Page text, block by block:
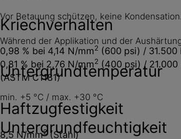
Kriechverhalten
0,98 % bei 4,14 N/mm2 (600 psi) / 31.500
0,81 % bei 2,76 N/mm2 (400 psi) / 21.000
(ASTM C1181)
Haftzugfestigkeit
8,5 N/mm2(Stahl)
Vor Betauung schützen, keine Kondensation.
Während der Applikation und der
Untergrundtemperatur
min. +5 °C / max. +30 °C
Untergrundfeuchtigkeit